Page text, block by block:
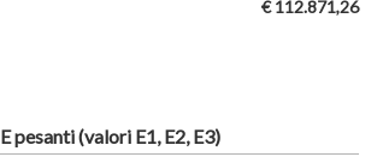
€ 112.871,26
E pesanti (valori E1, E2, E3)